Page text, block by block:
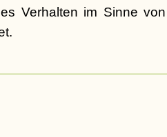
Verhalten im Sinne